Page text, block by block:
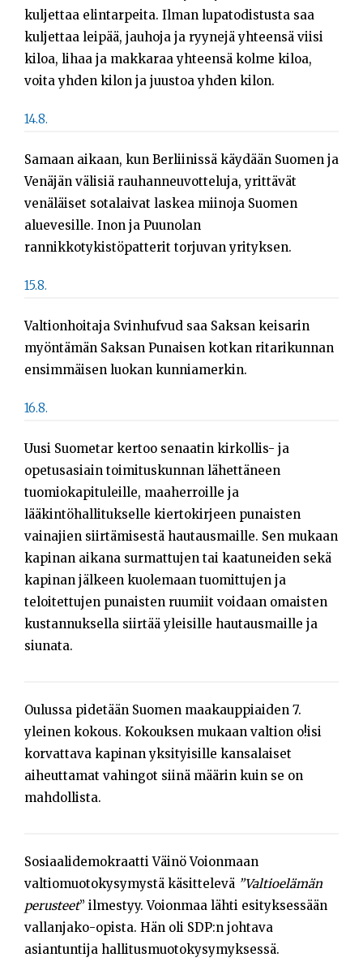
kuljettaa elintarpeita. Ilman lupatodistusta saa
kuljettaa leipää, jauhoja ja ryynejä yhteensä viisi
kiloa, lihaa ja makkaraa yhteensä kolme kiloa,
voita yhden kilon ja juustoa yhden kilon.
14.8.
Samaan aikaan, kun Berliinissä käydään Suomen ja
Venäjän välisiä rauhanneuvotteluja, yrittävät
venäläiset sotalaivat laskea miinoja Suomen
aluevesille. Inon ja Puunolan
rannikkotykistöpatterit torjuvan yrityksen.
15.8.
Valtionhoitaja Svinhufvud saa Saksan keisarin
myöntämän Saksan Punaisen kotkan ritarikunnan
ensimmäisen luokan kunniamerkin.
16.8.
Uusi Suometar kertoo senaatin kirkollis- ja
opetusasiain toimituskunnan lähettäneen
tuomiokapituleille, maaherroille ja
lääkintöhallitukselle kiertokirjeen punaisten
vainajien siirtämisestä hautausmaille. Sen mukaan
kapinan aikana surmattujen tai kaatuneiden sekä
kapinan jälkeen kuolemaan tuomittujen ja
teloitettujen punaisten ruumiit voidaan omaisten
kustannuksella siirtää yleisille hautausmaille ja
siunata.
Oulussa pidetään Suomen maakauppiaiden 7.
yleinen kokous. Kokouksen mukaan valtion o!isi
korvattava kapinan yksityisille kansalaiset
aiheuttamat vahingot siinä määrin kuin se on
mahdollista.
Sosiaalidemokraatti Väinö Voionmaan
valtiomuotokysymystä käsittelevä ”Valtioelämän
perusteet” ilmestyy. Voionmaa lähti esityksessään
vallanjako-opista. Hän oli SDP:n johtava
asiantuntija hallitusmuotokysymyksessä.